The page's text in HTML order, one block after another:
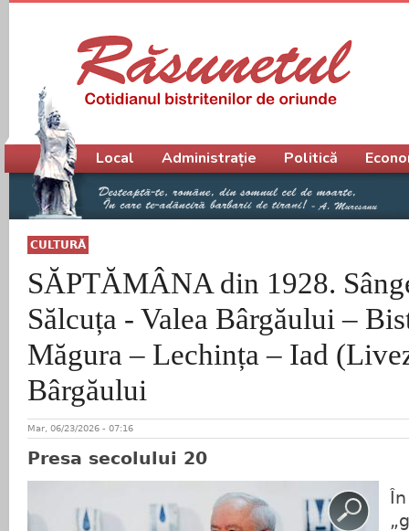
CULTURĂ
SĂPTĂMÂNA din 1928.
Sălcuța - Valea Bârgăului –
Măgura – Lechința – Iad
Bârgăului
Mar, 06/23/2026 - 07:16
Presa secolului 20
Meniu principal
Local Administrație Politică